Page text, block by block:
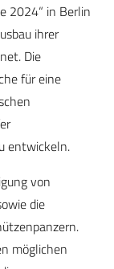
2024“ in Berlin
ihrer
Die
für eine
entwickeln.
von
die
möglichen